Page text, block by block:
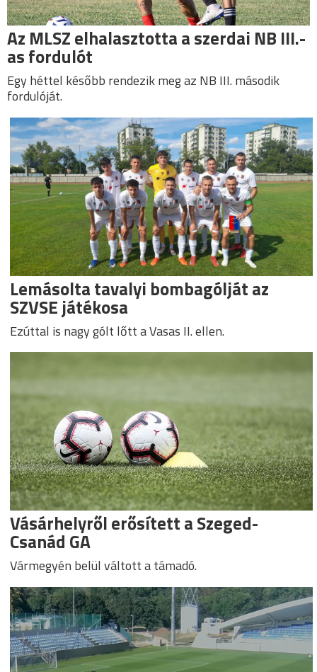
Az MLSZ elhalasztotta a szerdai NB III.-
as fordulót
Egy héttel később rendezik meg az NB III. második
fordulóját.
Lemásolta tavalyi bombagólját az
SZVSE játékosa
Ezúttal is nagy gólt lőtt a Vasas II. ellen.
Vásárhelyről erősített a Szeged-
Csanád GA
Vármegyén belül váltott a támadó.